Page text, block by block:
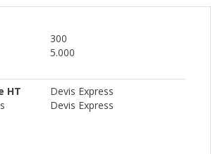
300
5.000
HT
Devis Express
Devis Express